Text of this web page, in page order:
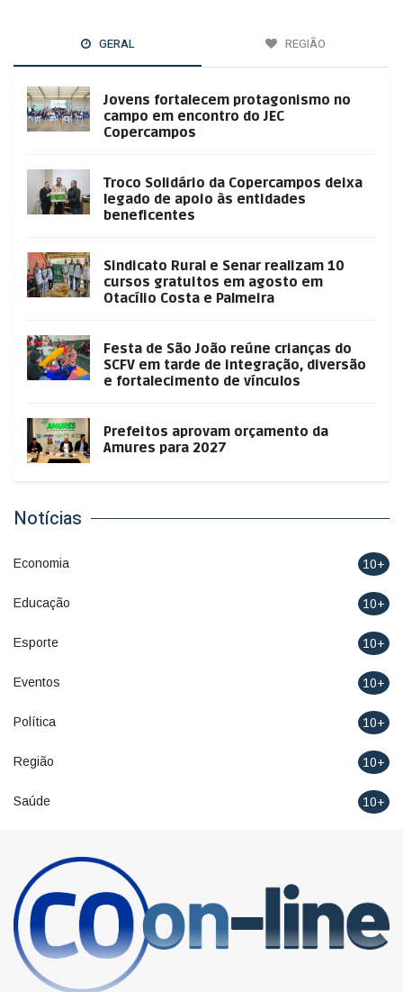
GERAL REGIÃO
Jovens fortalecem protagonismo no
campo em encontro do JEC
Copercampos
Troco Solidário da Copercampos deixa
legado de apoio às entidades
beneficentes
Sindicato Rural e Senar realizam 10
cursos gratuitos em agosto em
Otacílio Costa e Palmeira
Festa de São João reúne crianças do
SCFV em tarde de integração, diversão
e fortalecimento de vínculos
Prefeitos aprovam orçamento da
Amures para 2027
Notícias
Economia 10+
Educação 10+
Esporte 10+
Eventos 10+
Política 10+
Região 10+
Saúde 10+